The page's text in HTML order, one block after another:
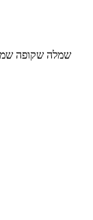
שמלה שקופה